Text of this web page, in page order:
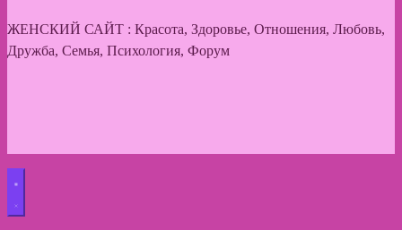
ЖЕНСКИЙ САЙТ : Красота, Здоровье, Отношения, Любовь,
Дружба, Семья, Психология, Форум